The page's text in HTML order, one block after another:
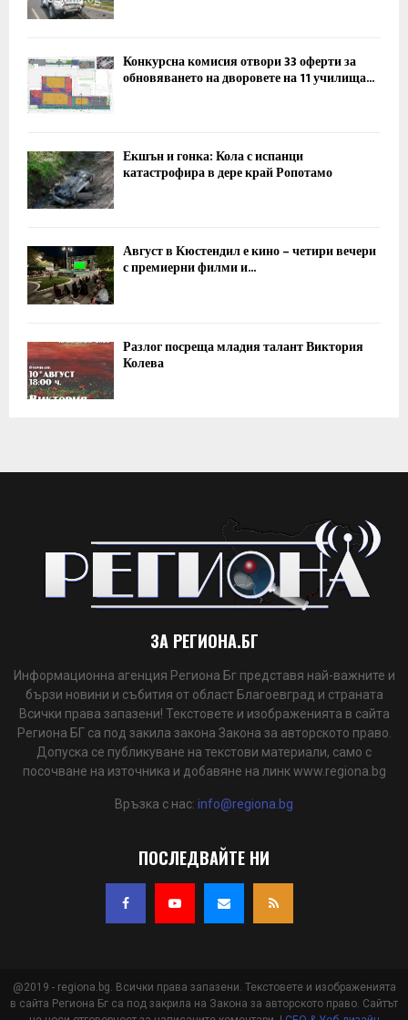
Конкурсна комисия отвори 33 оферти за
обновяването на дворовете на 11 училища...
Екшън и гонка: Кола с испанци
катастрофира в дере край Ропотамо
Август в Кюстендил е кино – четири вечери
с премиерни филми и...
Разлог посреща младия талант Виктория
Колева
ЗА РЕГИОНА.БГ
Информационна агенция Региона Бг представя най-важните и
бързи новини и събития от област Благоевград и страната
Всички права запазени! Текстовете и изображенията в сайта
Региона БГ са под закила закона Закона за авторското право.
Допуска се публикуване на текстови материали, само с
посочване на източника и добавяне на линк www.regiona.bg
Връзка с нас: info@regiona.bg
ПОСЛЕДВАЙТЕ НИ
@2019 - regiona.bg. Всички права запазени. Текстовете и изображенията
в сайта Региона Бг са под закрила на Закона за авторското право. Сайтът